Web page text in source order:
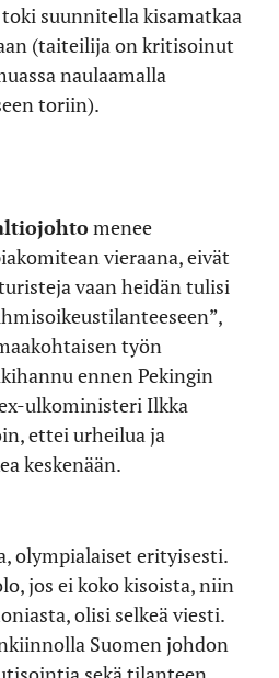
suunnitella kisamatkaa
(taiteilija on kritisoinut
naulaamalla
toriin).
menee
vieraana, eivät
vaan heidän tulisi
työn
ennen Pekingin
ulkoministeri Ilkka
ettei urheilua ja
keskenään.
olympialaiset erityisesti.
jos ei koko kisoista, niin
olisi selkeä viesti.
Suomen johdon